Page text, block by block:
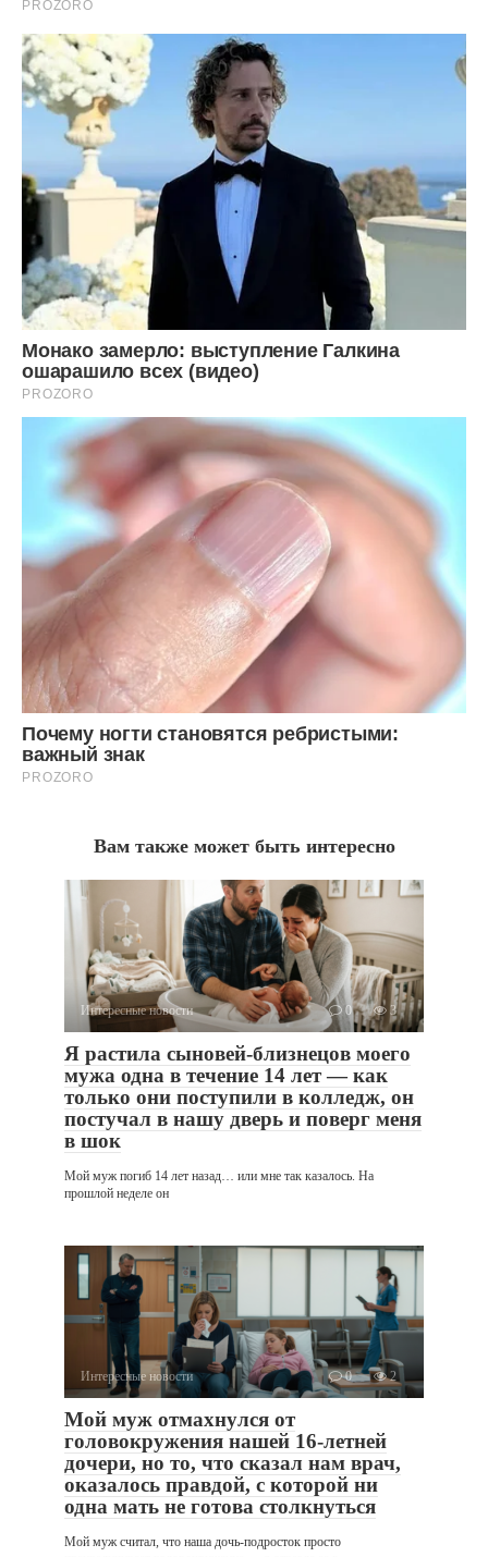
Вам также может быть интересно
Интересные новости 0 3
Я растила сыновей-близнецов моего
мужа одна в течение 14 лет — как
только они поступили в колледж, он
постучал в нашу дверь и поверг меня
в шок
Мой муж погиб 14 лет назад… или мне так казалось. На
прошлой неделе он
Интересные новости 0 2
Мой муж отмахнулся от
головокружения нашей 16-летней
дочери, но то, что сказал нам врач,
оказалось правдой, с которой ни
одна мать не готова столкнуться
Мой муж считал, что наша дочь-подросток просто